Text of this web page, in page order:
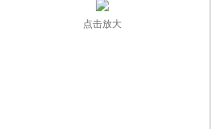
点击放大